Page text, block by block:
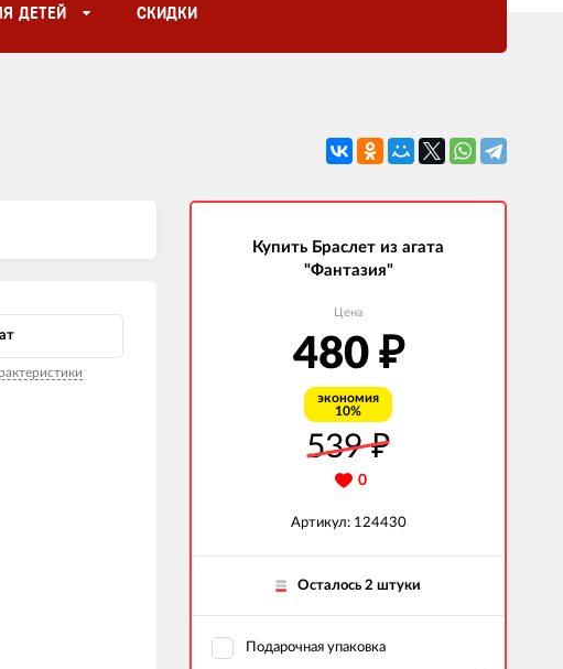
ДЕТЕЙ СКИДКИ
Купить Браслет из агата
"Фантазия"
Цена
480 ₽
экономия
10%
539₽
0
Артикул: 124430
Осталось 2 штуки
Подарочная упаковка